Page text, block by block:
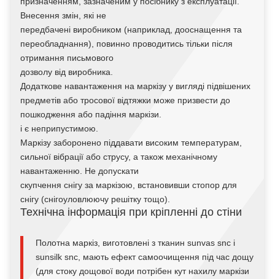
Внесення змін, які не
передбачені виробником (наприклад, дооснащення та
переобладнання), повинно проводитись тільки після
отримання письмового
дозволу від виробника.
Додаткове навантаження на маркізу у вигляді підвішених
предметів або тросової відтяжки може призвести до
пошкодження або падіння маркізи.
і є неприпустимою.
Маркізу заборонено піддавати високим температурам,
сильної вібрації або струсу, а також механічному
навантаженню. Не допускати
скупчення снігу за маркізою, встановивши стопор для
снігу (снігоуловлюючу решітку тощо).
Технічна інформація при кріпленні до стіни
Полотна маркіз, виготовлені з тканин sunvas snc і
sunsilk snc, мають ефект самоочищення під час дощу
(для стоку дощової води потрібен кут нахилу маркізи